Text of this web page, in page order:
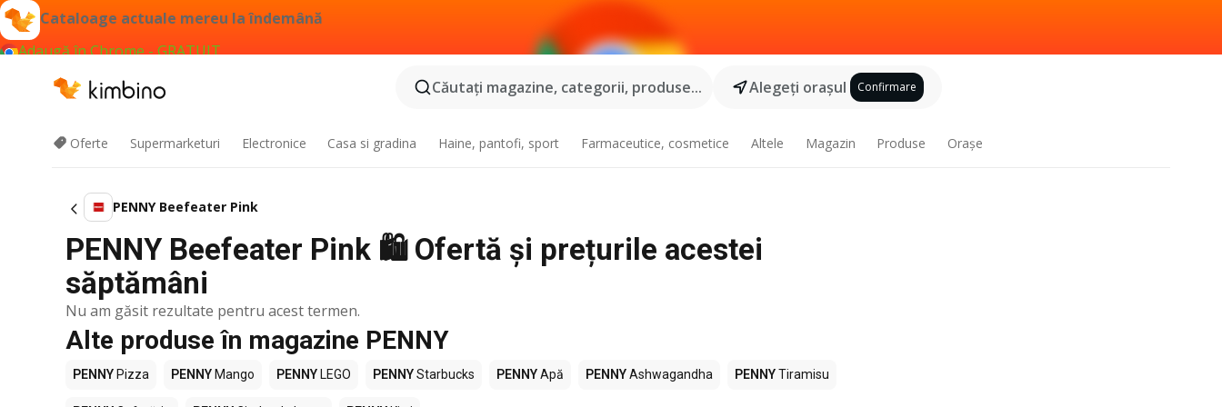
Cataloage actuale mereu la îndemână
Adaugă în Chrome - GRATUIT
Căutaţi magazine, categorii, produse...
Alegeţi oraşul Confirmare
Oferte Supermarketuri Electronice Casa si gradina Haine, pantofi, sport Farmaceutice, cosmetice Altele Magazin Produse Oraşe
PENNY Beefeater Pink
PENNY Beefeater Pink 🛍️ Ofertă și prețurile acestei
săptămâni
Nu am găsit rezultate pentru acest termen.
Alte produse în magazine PENNY
PENNY Pizza PENNY Mango PENNY LEGO PENNYStarbucks PENNYApă PENNYAshwagandha PENNYTiramisu